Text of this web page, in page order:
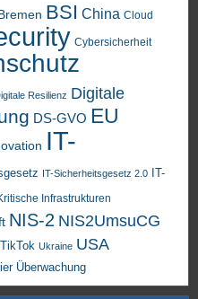
BSI China Cloud
Cybersicherheit
Resilienz Digitale
DS-GVO EU
IT-
IT-Sicherheitsgesetz 2.0
IT-
Infrastrukturen
NIS-2 NIS2UmsuCG
TikTok Ukraine USA
Überwachung